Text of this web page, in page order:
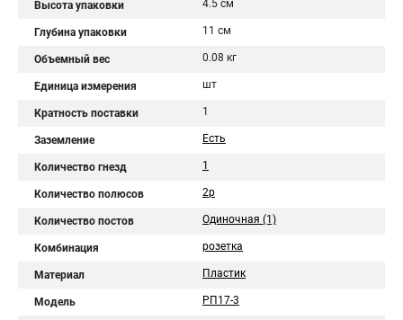
Высота упаковки 4.5 см
Глубина упаковки 11 см
Объемный вес 0.08 кг
Единица измерения шт
Кратность поставки 1
Заземление Есть
Количество гнезд 1
Количество полюсов 2p
Количество постов Одиночная (1)
Комбинация розетка
Материал Пластик
Модель РП17-3